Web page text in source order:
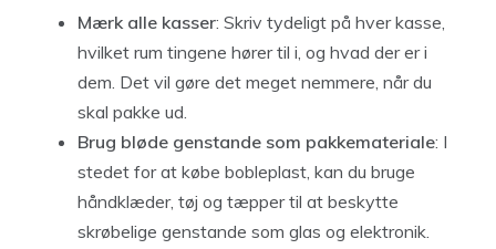
Mærk alle kasser: Skriv tydeligt på hver kasse,
hvilket rum tingene hører til i, og hvad der er i
dem. Det vil gøre det meget nemmere, når du
skal pakke ud.
Brug bløde genstande som pakkemateriale: I
stedet for at købe bobleplast, kan du bruge
håndklæder, tøj og tæpper til at beskytte
skrøbelige genstande som glas og elektronik.